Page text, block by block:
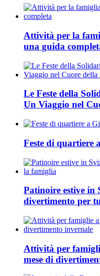
Attività per la
una guida
Le Feste della
Un Viaggio nel
Feste di quartiere
Patinoire estive in
divertimento per
Attività per
mese di